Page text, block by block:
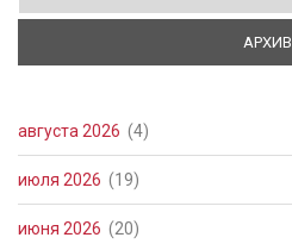
АРХИВ
августа 2026 (4)
июля 2026 (19)
июня 2026 (20)